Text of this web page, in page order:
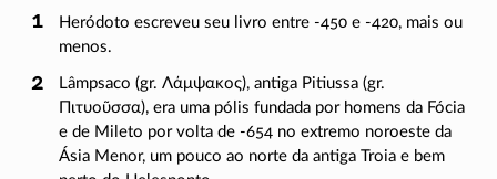
Heródoto escreveu seu livro entre -450e -420, mais ou
menos.
Lâmpsaco (gr. Λάμψακος), antiga Pitiussa (gr.
Πιτυοῦσσα), era uma pólis fundada por homens da Fócia
e de Mileto por volta de -654no extremo noroeste da
Ásia Menor, um pouco ao norte da antiga Troia e bem